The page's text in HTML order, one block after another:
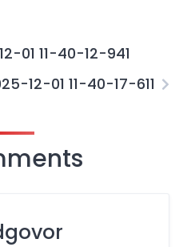
01 11-40-12-941
12-01 11-40-17-611